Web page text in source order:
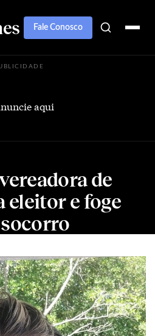
Fale Conosco
de
eleitor e foge